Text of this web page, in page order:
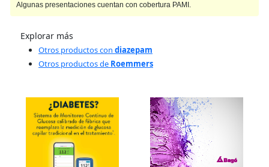
Algunas presentaciones cuentan con cobertura PAMI.
Explorar más
Otros productos con diazepam
Otros productos de Roemmers